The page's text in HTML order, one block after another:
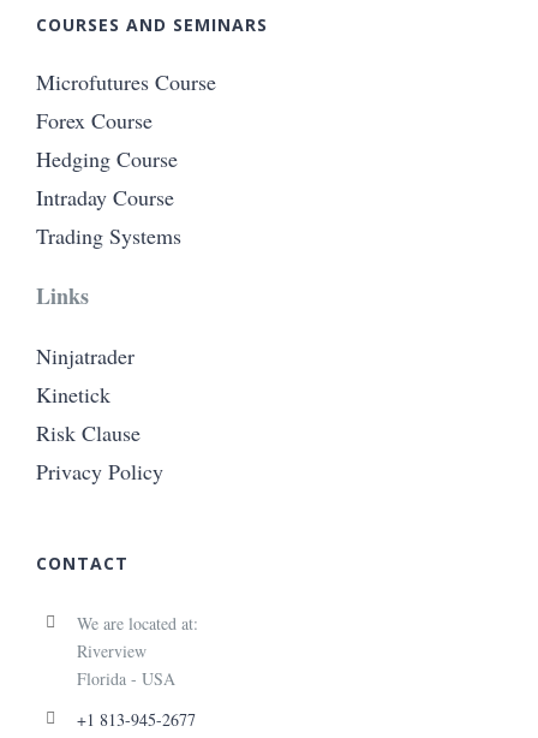
COURSES AND SEMINARS
Microfutures Course
Forex Course
Hedging Course
Intraday Course
Trading Systems
Links
Ninjatrader
Kinetick
Risk Clause
Privacy Policy
CONTACT
We are located at:
Riverview
Florida - USA
+1 813-945-2677